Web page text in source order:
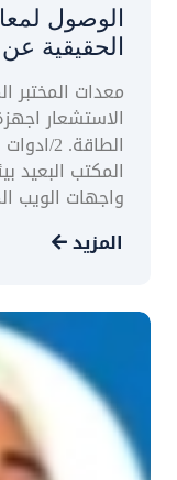
الوصول
الحقيقية
معدات المختبر
الاستشعار
المكتب البعيد
واجهات الويب
المزيد